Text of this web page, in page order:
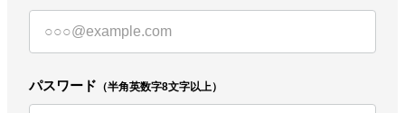
おトクおまとめ割
おトク定期便
はじめての方へ
パスワード （半角英数字8文字以上）